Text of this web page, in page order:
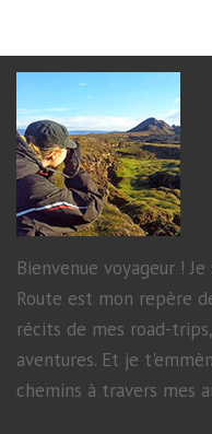
Bienvenue voyageur !
Route est mon repère
récits de mes road-
aventures. Et je
chemins à travers mes